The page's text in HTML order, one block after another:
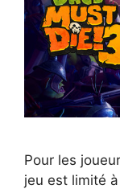
Pour les
jeu est limité